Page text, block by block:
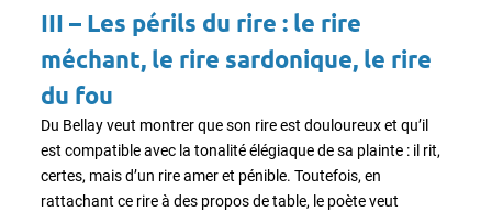
III – Les périls du rire : le rire
méchant, le rire sardonique, le rire
du fou
Du Bellay veut montrer que son rire est douloureux et qu’il
est compatible avec la tonalité élégiaque de sa plainte : il rit,
certes, mais d’un rire amer et pénible. Toutefois, en
rattachant ce rire à des propos de table, le poète veut